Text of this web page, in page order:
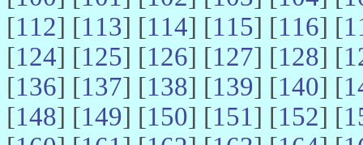
[112] [113] [114] [115] [116] [
[124] [125] [126] [127] [128] [
[136] [137] [138] [139] [140] [
[148] [149] [150] [151] [152] [